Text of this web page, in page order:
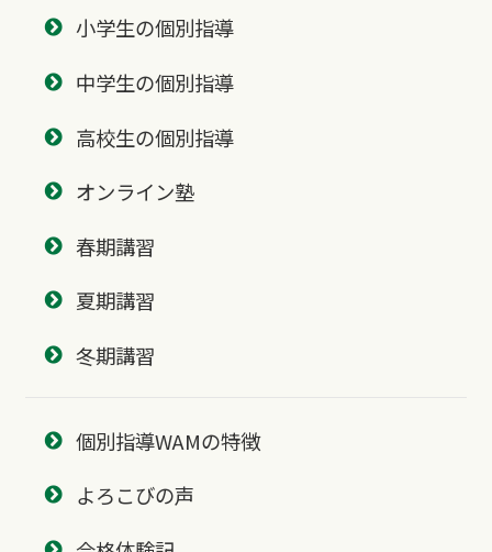
小学生の個別指導
中学生の個別指導
高校生の個別指導
オンライン塾
春期講習
夏期講習
冬期講習
個別指導WAMの特徴
よろこびの声